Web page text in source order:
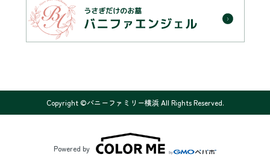
Copyright ©バニーファミリー横浜 All Rights Reserved.
Powered by